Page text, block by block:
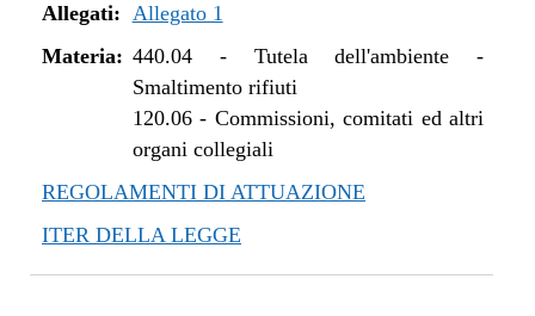
Allegati: Allegato 1
Materia: 440.04- Tutela dell'ambiente -
Smaltimento rifiuti
120.06- Commissioni, comitati ed altri
organi collegiali
REGOLAMENTI DI ATTUAZIONE
ITER DELLA LEGGE